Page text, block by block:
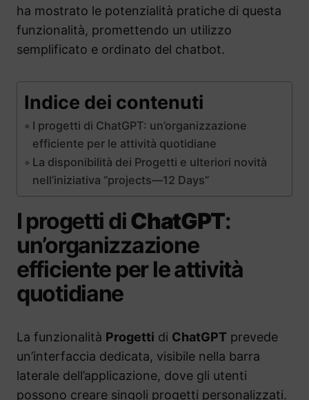
ha mostrato le potenzialità pratiche di questa
funzionalità, promettendo un utilizzo
semplificato e ordinato del chatbot.
Indice dei contenuti
I progetti di ChatGPT: un’organizzazione
efficiente per le attività quotidiane
La disponibilità dei Progetti e ulteriori novità
nell’iniziativa “projects—12 Days”
I progetti diChatGPT:
un’organizzazione
efficiente per le attività
quotidiane
La funzionalità Progetti di ChatGPT prevede
un’interfaccia dedicata, visibile nella barra
laterale dell’applicazione, dove gli utenti
possono creare singoli progetti personalizzati.